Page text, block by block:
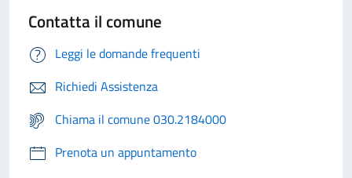
Contatta il comune
Leggi le domande frequenti
Richiedi Assistenza
Chiama il comune 030.2184000
Prenota un appuntamento